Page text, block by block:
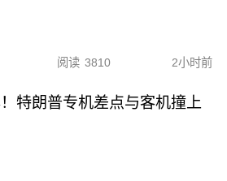
阅读 3810 2小时前
特朗普专机差点与客机撞上